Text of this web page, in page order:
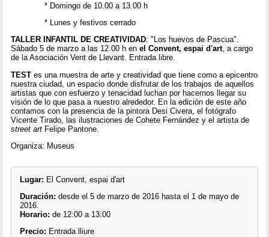
* Domingo de 10.00 a 13.00 h
* Lunes y festivos cerrado
TALLER INFANTIL DE CREATIVIDAD: "Los huevos de Pascua".
Sábado 5 de marzo a las 12.00 h enel Convent, espai d'art, a cargo
de la Asociación Vent de Llevant. Entrada libre.
TEST es una muestra de arte y creatividad que tiene como a epicentro
nuestra ciudad, un espacio donde disfrutar de los trabajos de aquellos
artistas que con esfuerzo y tenacidad luchan por hacernos llegar su
visión de lo que pasa a nuestro alrededor. En la edición de este año
contamos con la presencia de la pintora Desi Civera, el fotógrafo
Vicente Tirado, las ilustraciones de Cohete Fernández y el artista de
street art Felipe Pantone.
Organiza: Museus
Lugar: El Convent, espai d'art
Duración: desde el 5 de marzo de 2016 hasta el 1 de mayo de
2016.
Horario: de 12:00 a 13:00
Precio: Entrada lliure